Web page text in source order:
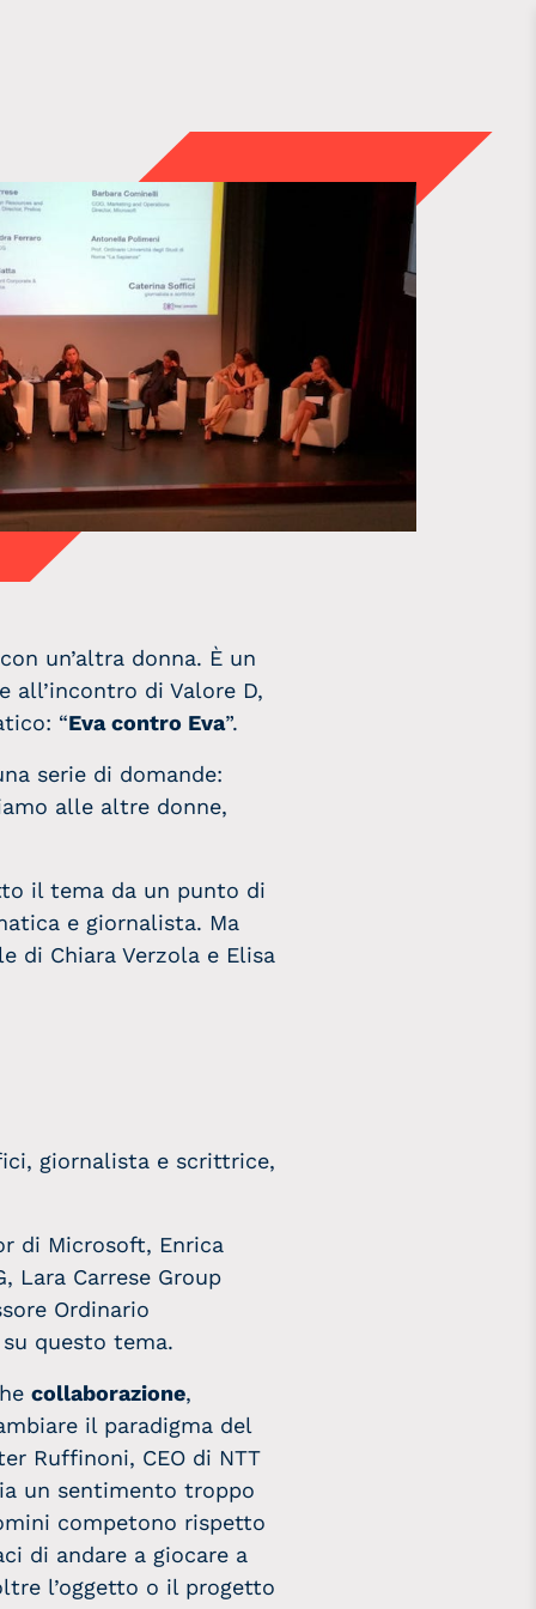
un’altra donna. È un
di Valore D,
“Eva contro Eva”.
serie di domande:
alle altre donne,
il tema da un punto di
e giornalista. Ma
di Chiara Verzola e Elisa
giornalista e scrittrice,
di Microsoft, Enrica
Lara Carrese Group
Ordinario
questo tema.
collaborazione,
il paradigma del
Ruffinoni, CEO di NTT
un sentimento troppo
competono rispetto
di andare a giocare a
l’oggetto o il progetto